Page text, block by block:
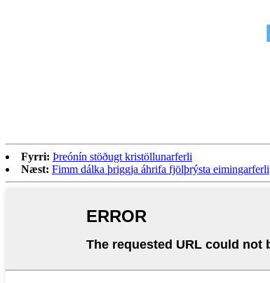
Fyrri: Þreónín stöðugt kristöllunarferli
Næst: Fimm dálka þriggja áhrifa fjölþrýsta eimingarferli